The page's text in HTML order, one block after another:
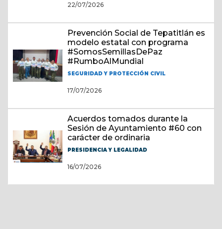
22/07/2026
Prevención Social de Tepatitlán es
modelo estatal con programa
#SomosSemillasDePaz
#RumboAlMundial
SEGURIDAD Y PROTECCIÓN CIVIL
17/07/2026
Acuerdos tomados durante la
Sesión de Ayuntamiento #60 con
carácter de ordinaria
PRESIDENCIA Y LEGALIDAD
16/07/2026